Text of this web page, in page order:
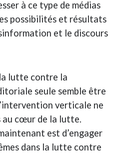
à ce type de médias
possibilités et résultats
et le discours
la lutte contre la
seule semble être
verticale ne
au cœur de la lutte.
est d’engager
dans la lutte contre